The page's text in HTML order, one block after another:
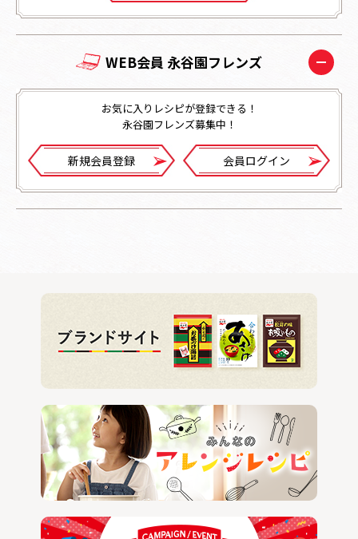
WEB会員 永谷園フレンズ
お気に入りレシピが登録できる！
永谷園フレンズ募集中！
新規会員登録 会員ログイン